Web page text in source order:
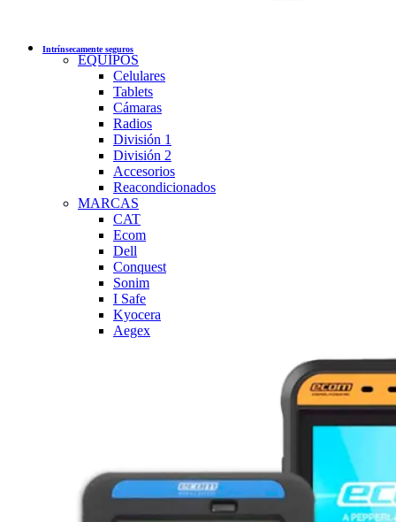
Intrínsecamente seguros
EQUIPOS
Celulares
Tablets
Cámaras
Radios
División 1
División 2
Accesorios
Reacondicionados
MARCAS
CAT
Ecom
Dell
Conquest
Sonim
I Safe
Kyocera
Aegex